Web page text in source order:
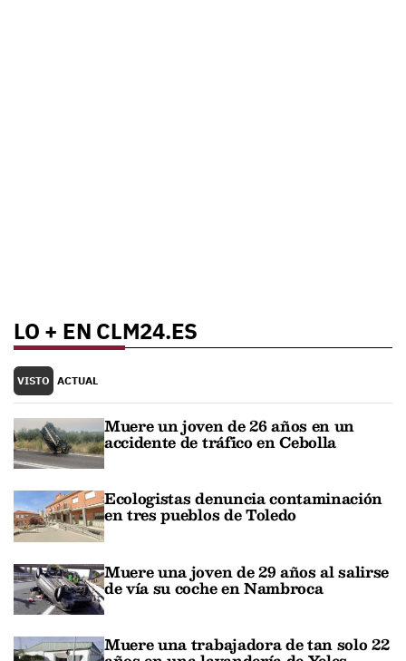
LO + EN CLM24.ES
VISTO ACTUAL
Muere un joven de 26 años en un
accidente de tráfico en Cebolla
Ecologistas denuncia contaminación
en tres pueblos de Toledo
Muere una joven de 29 años al salirse
de vía su coche en Nambroca
Muere una trabajadora de tan solo 22